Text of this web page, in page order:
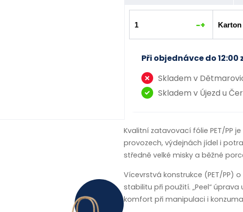
-+
Při objednávce do
Skladem v
Skladem v Újezd u
Kvalitní zatavovací fólie PET/PP
provozech, výdejnách jídel i
středně velké misky a běžné
Vícevrstvá konstrukce (PET/PP)
stabilitu při použití. „Peel“
komfort při manipulaci i